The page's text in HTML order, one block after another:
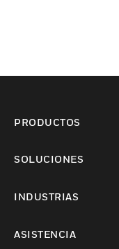
PRODUCTOS
SOLUCIONES
INDUSTRIAS
ASISTENCIA